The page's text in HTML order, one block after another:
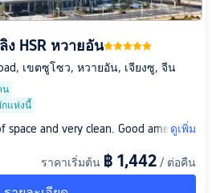
HSR หวายอัน
เขตซูโซว, หวายอัน, เจียงซู, จีน
น
กแห่งนี้
space and very clean. Good amenities
ดูเพิ่ม
ราคาเริ่มต้น ฿ 1,442 / ต่อคืน